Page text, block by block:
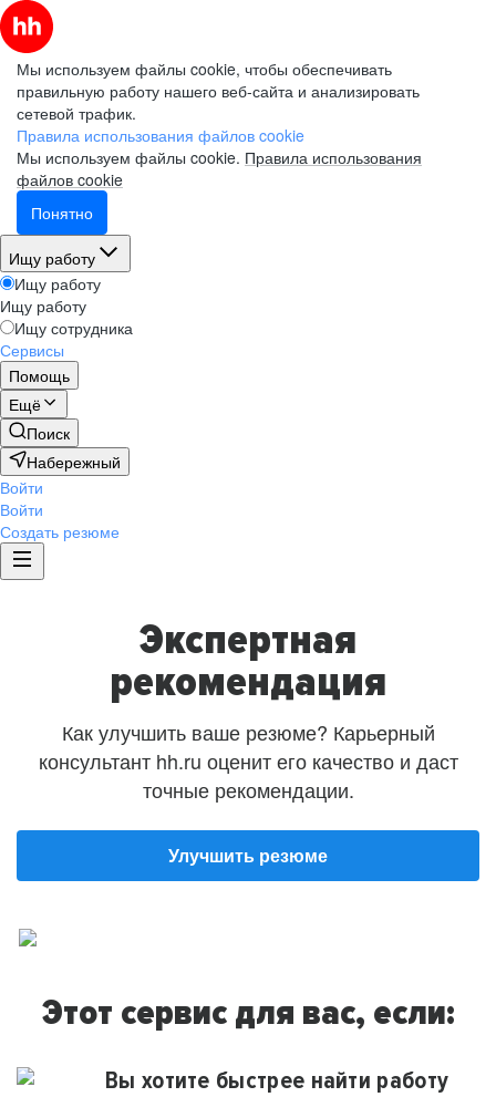
Мы используем файлы cookie, чтобы обеспечивать
правильную работу нашего веб-сайта и анализировать
сетевой трафик.
Правила использования файлов cookie
Мы используем файлы cookie. Правила использования
файлов cookie
Понятно
Ищу работу
Ищу работу
Ищу работу
Ищу сотрудника
Сервисы
Помощь
Ещё
Поиск
Набережный
Войти
Войти
Создать резюме
Экспертная
рекомендация
Как улучшить ваше резюме? Карьерный
консультант hh.ru оценит его качество и даст
точные рекомендации.
Улучшить резюме
Этот сервис для вас, если:
Вы хотите быстрее найти работу